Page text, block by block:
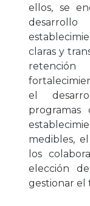
ellos, se
claras y
el
programas
medibles,
los
elección
gestionar el